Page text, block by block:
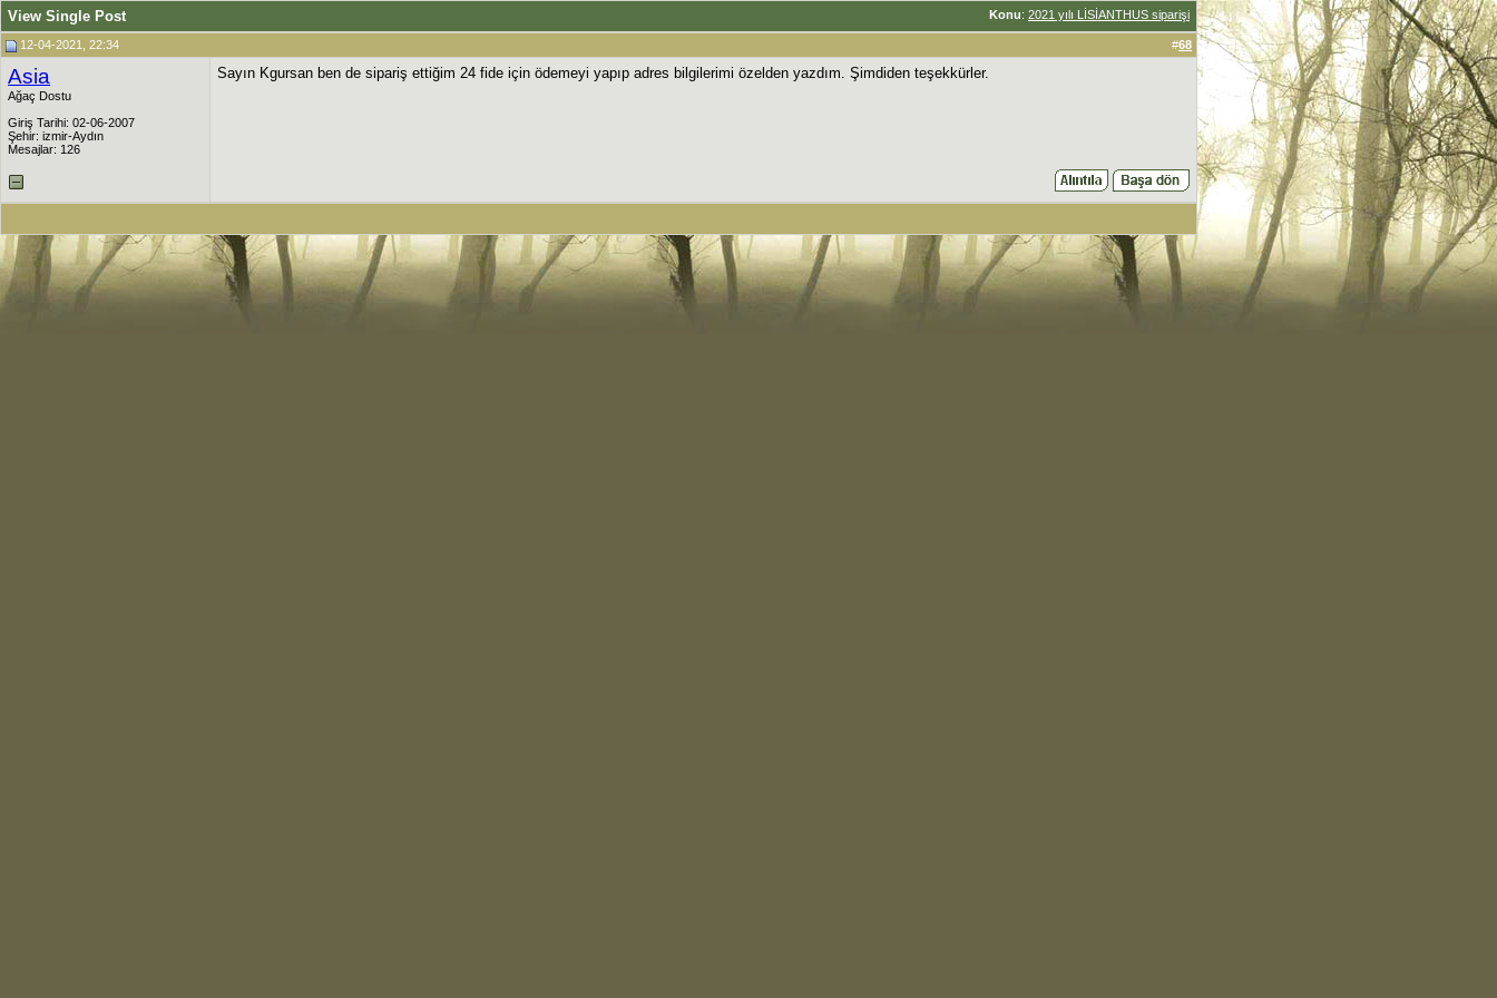
Konu: 2021 yılı LİSİANTHUS siparişi
View Single Post
12-04-2021, 22:34 #68
Asia
Ağaç Dostu
Giriş Tarihi: 02-06-2007
Şehir: izmir-Aydın
Mesajlar: 126
Sayın Kgursan ben de sipariş ettiğim 24 fide için ödemeyi yapıp adres bilgilerimi özelden yazdım. Şimdiden teşekkürler.